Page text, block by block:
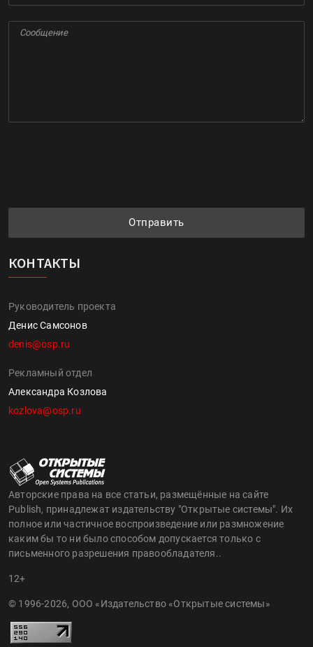
Отправить
КОНТАКТЫ
Руководитель проекта
Денис Самсонов
denis@osp.ru
Рекламный отдел
Александра Козлова
kozlova@osp.ru
Авторские права на все статьи, размещённые на сайте
Publish, принадлежат издательству "Открытые системы". Их
полное или частичное воспроизведение или размножение
каким бы то ни было способом допускается только с
письменного разрешения правообладателя..
12+
© 1996-2026, ООО «Издательство «Открытые системы»